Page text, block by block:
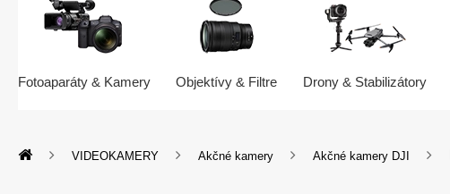
Fotoaparáty & Kamery Objektívy & Filtre Drony & Stabilizátory
VIDEOKAMERY Akčné kamery Akčné kamery DJI